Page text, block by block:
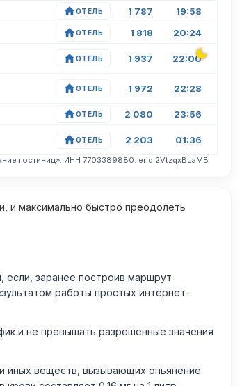
ОТЕЛЬ 1 787 19:58
ОТЕЛЬ 1 818 20:24
ОТЕЛЬ 1 937 22:00
ОТЕЛЬ 1 972 22:28
ОТЕЛЬ 2 080 23:56
ОТЕЛЬ 2 203 01:36
гостиниц». ИНН 7703389880. erid 2VtzqxBJaMB
и максимально быстро преодолеть
заранее построив маршрут
работы простых интернет-
и не превышать разрешенные значения
иных веществ, вызывающих опьянение.